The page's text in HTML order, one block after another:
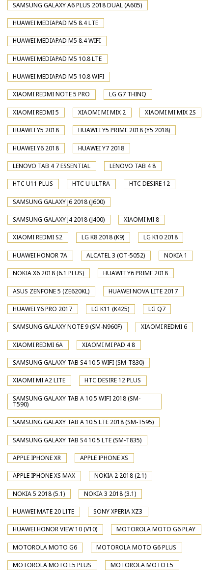
SAMSUNG GALAXY A6 PLUS 2018 DUAL (A605)
HUAWEI MEDIAPAD M5 8.4 LTE
HUAWEI MEDIAPAD M5 8.4 WIFI
HUAWEI MEDIAPAD M5 10.8 LTE
HUAWEI MEDIAPAD M5 10.8 WIFI
XIAOMI REDMI NOTE 5 PRO LG G7 THINQ
XIAOMI REDMI 5 XIAOMI MI MIX 2 XIAOMI MI MIX 2S
HUAWEI Y5 2018 HUAWEI Y5 PRIME 2018 (Y5 2018)
HUAWEI Y6 2018 HUAWEI Y7 2018
LENOVO TAB 4 7 ESSENTIAL LENOVO TAB 4 8
HTC U11 PLUS HTC U ULTRA HTC DESIRE 12
SAMSUNG GALAXY J6 2018 (J600)
SAMSUNG GALAXY J4 2018 (J400) XIAOMI MI 8
XIAOMI REDMI S2 LG K8 2018 (K9) LG K10 2018
HUAWEI HONOR 7A ALCATEL 3 (OT-5052) NOKIA 1
NOKIA X6 2018 (6.1 PLUS) HUAWEI Y6 PRIME 2018
ASUS ZENFONE 5 (ZE620KL) HUAWEI NOVA LITE 2017
HUAWEI Y6 PRO 2017 LG K11 (K425) LG Q7
SAMSUNG GALAXY NOTE 9 (SM-N960F) XIAOMI REDMI 6
XIAOMI REDMI 6A XIAOMI MI PAD 4 8
SAMSUNG GALAXY TAB S4 10.5 WIFI (SM-T830)
XIAOMI MI A2 LITE HTC DESIRE 12 PLUS
SAMSUNG GALAXY TAB A 10.5 WIFI 2018 (SM-
T590)
SAMSUNG GALAXY TAB A 10.5 LTE 2018 (SM-T595)
SAMSUNG GALAXY TAB S4 10.5 LTE (SM-T835)
APPLE IPHONE XR APPLE IPHONE XS
APPLE IPHONE XS MAX NOKIA 2 2018 (2.1)
NOKIA 5 2018 (5.1) NOKIA 3 2018 (3.1)
HUAWEI MATE 20 LITE SONY XPERIA XZ3
HUAWEI HONOR VIEW 10 (V10) MOTOROLA MOTO G6 PLAY
MOTOROLA MOTO G6 MOTOROLA MOTO G6 PLUS
MOTOROLA MOTO E5 PLUS MOTOROLA MOTO E5